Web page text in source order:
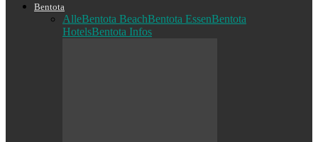
Bentota
AlleBentota BeachBentota EssenBentota
HotelsBentota Infos